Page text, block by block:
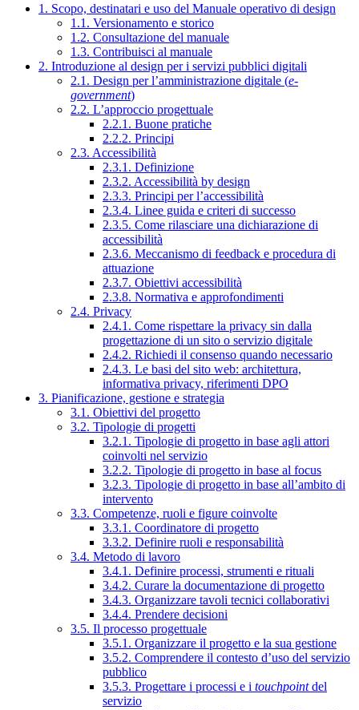
1. Scopo, destinatari e uso del Manuale operativo di design
1.1. Versionamento e storico
1.2. Consultazione del manuale
1.3. Contribuisci al manuale
2. Introduzione al design per i servizi pubblici digitali
2.1. Design per l’amministrazione digitale (e-
government)
2.2. L’approccio progettuale
2.2.1. Buone pratiche
2.2.2. Principi
2.3. Accessibilità
2.3.1. Definizione
2.3.2. Accessibilità by design
2.3.3. Principi per l’accessibilità
2.3.4. Linee guida e criteri di successo
2.3.5. Come rilasciare una dichiarazione di
accessibilità
2.3.6. Meccanismo di feedback e procedura di
attuazione
2.3.7. Obiettivi accessibilità
2.3.8. Normativa e approfondimenti
2.4. Privacy
2.4.1. Come rispettare la privacy sin dalla
progettazione di un sito o servizio digitale
2.4.2. Richiedi il consenso quando necessario
2.4.3. Le basi del sito web: architettura,
informativa privacy, riferimenti DPO
3. Pianificazione, gestione e strategia
3.1. Obiettivi del progetto
3.2. Tipologie di progetti
3.2.1. Tipologie di progetto in base agli attori
coinvolti nel servizio
3.2.2. Tipologie di progetto in base al focus
3.2.3. Tipologie di progetto in base all’ambito di
intervento
3.3. Competenze, ruoli e figure coinvolte
3.3.1. Coordinatore di progetto
3.3.2. Definire ruoli e responsabilità
3.4. Metodo di lavoro
3.4.1. Definire processi, strumenti e rituali
3.4.2. Curare la documentazione di progetto
3.4.3. Organizzare tavoli tecnici collaborativi
3.4.4. Prendere decisioni
3.5. Il processo progettuale
3.5.1. Organizzare il progetto e la sua gestione
3.5.2. Comprendere il contesto d’uso del servizio
pubblico
3.5.3. Progettare i processi e i touchpointdel
servizio